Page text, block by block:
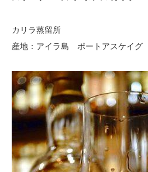
カリラ蒸留所
産地：アイラ島 ポートアスケイグ